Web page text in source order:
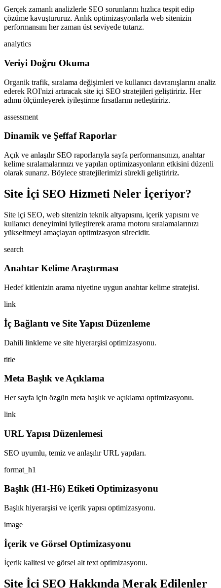
Gerçek zamanlı analizlerle SEO sorunlarını hızlıca tespit edip
çözüme kavuştururuz. Anlık optimizasyonlarla web sitenizin
performansını her zaman üst seviyede tutarız.
analytics
Veriyi Doğru Okuma
Organik trafik, sıralama değişimleri ve kullanıcı davranışlarını analiz
ederek ROI'nizi artıracak site içi SEO stratejileri geliştiririz. Her
adımı ölçümleyerek iyileştirme fırsatlarını netleştiririz.
assessment
Dinamik ve Şeffaf Raporlar
Açık ve anlaşılır SEO raporlarıyla sayfa performansınızı, anahtar
kelime sıralamalarınızı ve yapılan optimizasyonların etkisini düzenli
olarak sunarız. Böylece stratejilerimizi sürekli geliştiririz.
Site İçi SEO Hizmeti Neler İçeriyor?
Site içi SEO, web sitenizin teknik altyapısını, içerik yapısını ve
kullanıcı deneyimini iyileştirerek arama motoru sıralamalarınızı
yükseltmeyi amaçlayan optimizasyon sürecidir.
search
Anahtar Kelime Araştırması
Hedef kitlenizin arama niyetine uygun anahtar kelime stratejisi.
link
İç Bağlantı ve Site Yapısı Düzenleme
Dahili linkleme ve site hiyerarşisi optimizasyonu.
title
Meta Başlık ve Açıklama
Her sayfa için özgün meta başlık ve açıklama optimizasyonu.
link
URL Yapısı Düzenlemesi
SEO uyumlu, temiz ve anlaşılır URL yapıları.
format_h1
Başlık (H1-H6) Etiketi Optimizasyonu
Başlık hiyerarşisi ve içerik yapısı optimizasyonu.
image
İçerik ve Görsel Optimizasyonu
İçerik kalitesi ve görsel alt text optimizasyonu.
Site İçi SEO Hakkında Merak Edilenler